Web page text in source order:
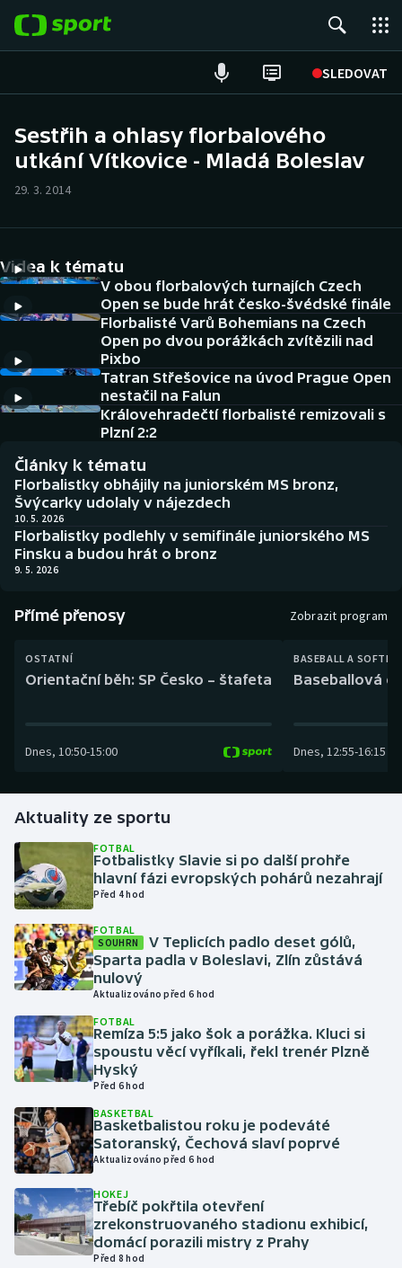
SLEDOVAT
Hokej
Cyklistika
DALŠÍ SPORTY
Americký fotbal
Baseball a softbal
Basketbal
Biatlon
Boby a skeleton
Dostihy
Futsal
Gymnastika
Házená
Jezdectví
Judo
Krasobruslení
Lezení
Lyže a snowboard
Moderní pětiboj
Motorsport
Olympijské hry
NEPŘEHLÉDNĚTE
Soutěže
Historické návraty
Aplikace ČT sport
AZ kvíz
Sestřih a ohlasy florbalového
utkání Vítkovice - Mladá Boleslav
29. 3. 2014
Videa k tématu
V obou florbalových turnajích Czech
Open se bude hrát česko-švédské finále
Florbalisté Varů Bohemians na Czech
Open po dvou porážkách zvítězili nad
Pixbo
Tatran Střešovice na úvod Prague Open
nestačil na Falun
Královehradečtí florbalisté remizovali s
Plzní 2:2
Články k tématu
Florbalistky obhájily na juniorském MS bronz,
Švýcarky udolaly v nájezdech
10. 5. 2026
Florbalistky podlehly v semifinále juniorského MS
Finsku a budou hrát o bronz
9. 5. 2026
Přímé přenosy Zobrazit program
OSTATNÍ
Orientační běh: SP Česko – štafeta
Dnes, 10:50-15:00
BASEBALL A
Baseballová
Dnes, 12:55-16:15
Aktuality ze sportu
FOTBAL
Fotbalistky Slavie si po další prohře
hlavní fázi evropských pohárů nezahrají
Před 4 hod
FOTBAL
SOUHRN
V Teplicích padlo deset gólů,
Sparta padla v Boleslavi, Zlín zůstává
nulový
Aktualizováno před 6 hod
FOTBAL
Remíza 5:5 jako šok a porážka. Kluci si
spoustu věcí vyříkali, řekl trenér Plzně
Hyský
Před 6 hod
BASKETBAL
Basketbalistou roku je podeváté
Satoranský, Čechová slaví poprvé
Aktualizováno před 6 hod
HOKEJ
Třebíč pokřtila otevření
zrekonstruovaného stadionu exhibicí,
domácí porazili mistry z Prahy
Před 8 hod